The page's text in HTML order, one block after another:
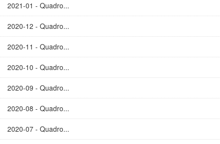
2021-01 - Quadro...
2020-12 - Quadro...
2020-11 - Quadro...
2020-10 - Quadro...
2020-09 - Quadro...
2020-08 - Quadro...
2020-07 - Quadro...